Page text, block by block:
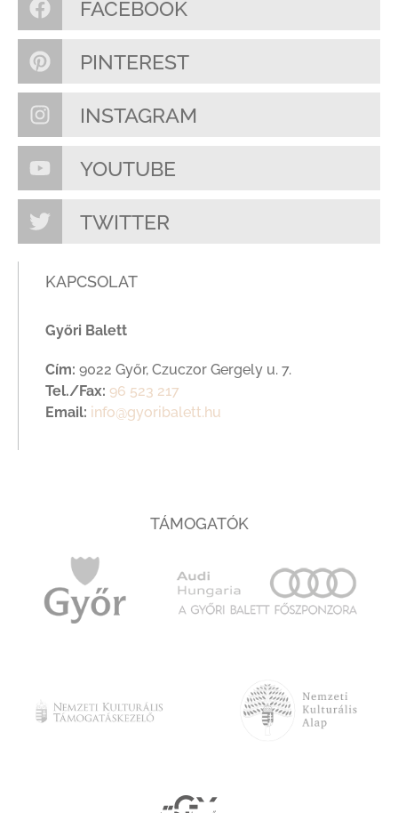
FACEBOOK
PINTEREST
INSTAGRAM
YOUTUBE
TWITTER
KAPCSOLAT
Győri Balett
Cím: 9022 Győr, Czuczor Gergely u. 7.
Tel./Fax: 96 523 217
Email: info@gyoribalett.hu
TÁMOGATÓK